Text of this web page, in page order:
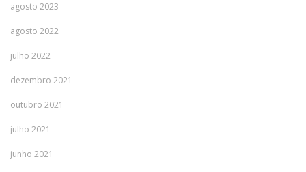
agosto 2023
agosto 2022
julho 2022
dezembro 2021
outubro 2021
julho 2021
junho 2021